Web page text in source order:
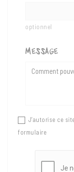
optionnel
message
J’autorise ce
formulaire